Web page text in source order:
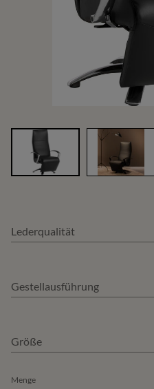
Lederqualität
Gestellausführung
Größe
Menge